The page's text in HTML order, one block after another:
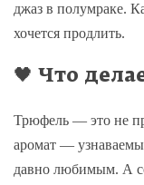
джаз в полумраке.
хочется продлить.
🖤 Что
Трюфель — это не
аромат —
давно любимым. А